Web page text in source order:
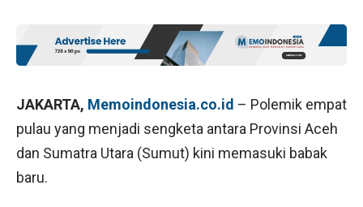
JAKARTA, Memoindonesia.co.id – Polemik empat
pulau yang menjadi sengketa antara Provinsi Aceh
dan Sumatra Utara (Sumut) kini memasuki babak
baru.